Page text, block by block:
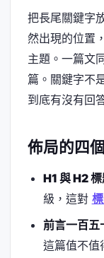
把長尾關鍵字
然出現的位置
主題。一篇文
篇。關鍵字不
到底有沒有回
佈局的四
H1 與 H2
級，這對
前言一百五
這篇值不值